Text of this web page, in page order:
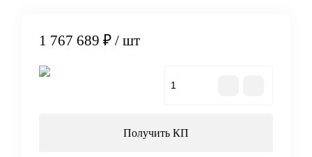
1 767 689 ₽ / шт
Получить КП